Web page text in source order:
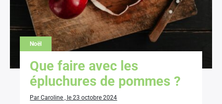
Noël
Que faire avec les
épluchures de pommes ?
Par Caroline , le 23 octobre 2024